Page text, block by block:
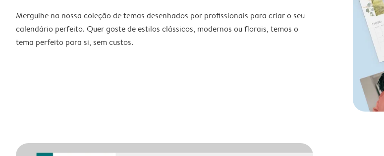
Mergulhe na nossa coleção de temas desenhados por profissionais para criar o seu
calendário perfeito. Quer goste de estilos clássicos, modernos ou florais, temos o
tema perfeito para si, sem custos.